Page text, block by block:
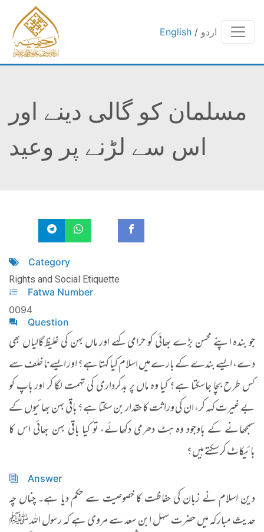
English / اردو
مسلمان کو گالی دینے اور
اس سے لڑنے پر وعید
Category
Rights and Social Etiquette
Fatwa Number
0094
Question
جو بندہ اپنے محسن بڑے بھائی کو حرامی کہے اور ماں بہن کی غلیظ گالیاں بھی
دے، ایسے بندے کے بارے میں اسلام کیا کہتا ہے؟ اور ایسے نا خلف سے
کس طرح بچا جاسکتا ہے؟ کیا وہ ماں پر بدکرداری کی تہمت لگا کر اور باپ کو
بے غیرت کہہ کر، ان کی وراثت کا حقدار بن سکتا ہے؟ باقی بہن بھائیوں کے
سمجھانے کے باوجود وہ ہٹ دھرمی دکھائے، تو کیا باقی بہن بھائی اس کا
بائیکاٹ کر سکتے ہیں؟​​
Answer
دین اسلام نے زبان کی حفاظت کا خصوصیت سے حکم دیا ہے۔ چناں چہ
حدیث مبارکہ میں حضرت سہل ابن سعد سے مروی ہے کہ رسول اللہ ﷺ